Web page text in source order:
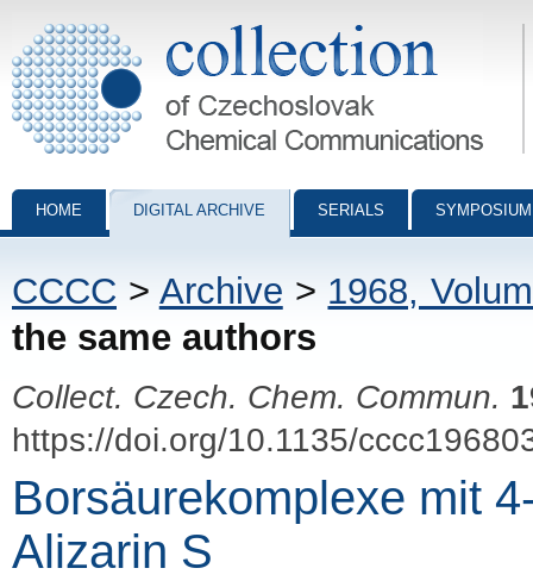
Collection of Czechoslovak Chemical Communications - digital
HOME DIGITAL ARCHIVE SERIALS
CCCC > Archive > 1968,
the same authors
Collect. Czech. Chem. Commun.
https://doi.org/10.1135/
Borsäurekomplexe mit
Alizarin S